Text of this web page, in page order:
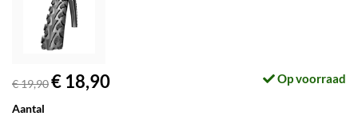
€ 19,90€ 18,90 Op voorraad
Aantal